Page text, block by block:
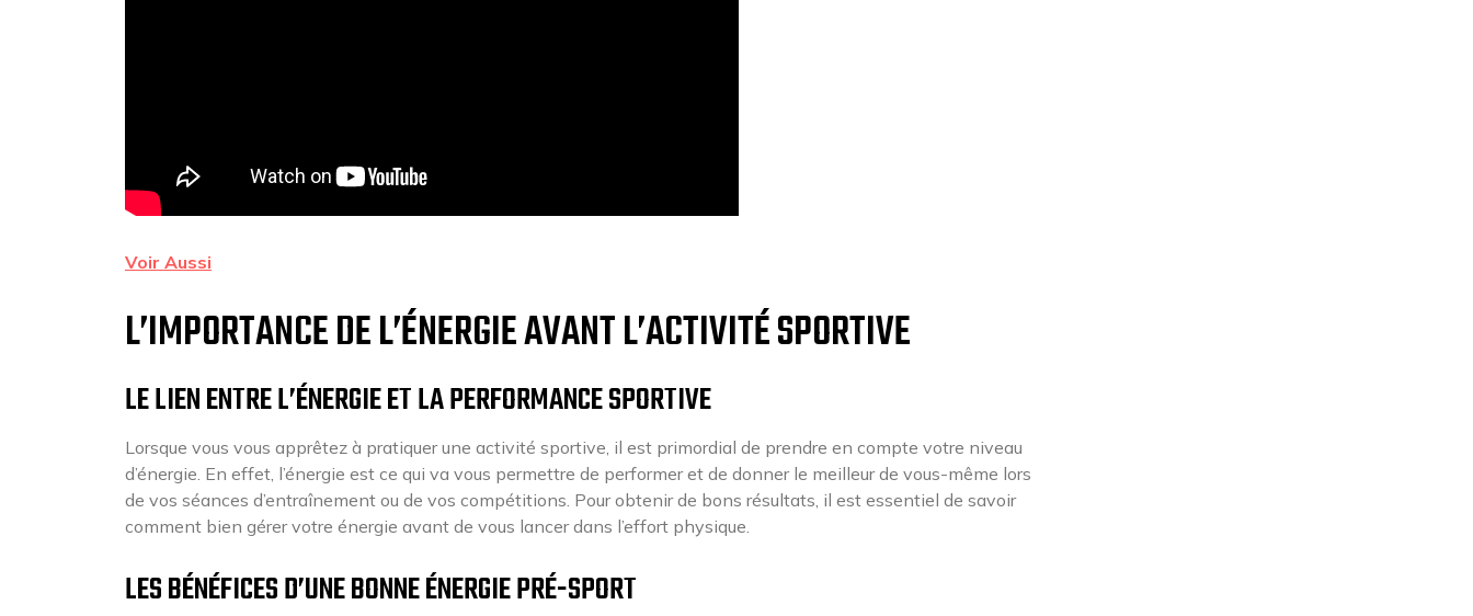
Voir Aussi
L’IMPORTANCE DE L’ÉNERGIE AVANT L’ACTIVITÉ SPORTIVE
LE LIEN ENTRE L’ÉNERGIE ET LA PERFORMANCE SPORTIVE
Lorsque vous vous apprêtez à pratiquer une activité sportive, il est primordial de prendre en compte votre niveau
d’énergie. En effet, l’énergie est ce qui va vous permettre de performer et de donner le meilleur de vous-même lors
de vos séances d’entraînement ou de vos compétitions. Pour obtenir de bons résultats, il est essentiel de savoir
comment bien gérer votre énergie avant de vous lancer dans l’effort physique.
LES BÉNÉFICES D’UNE BONNE ÉNERGIE PRÉ-SPORT